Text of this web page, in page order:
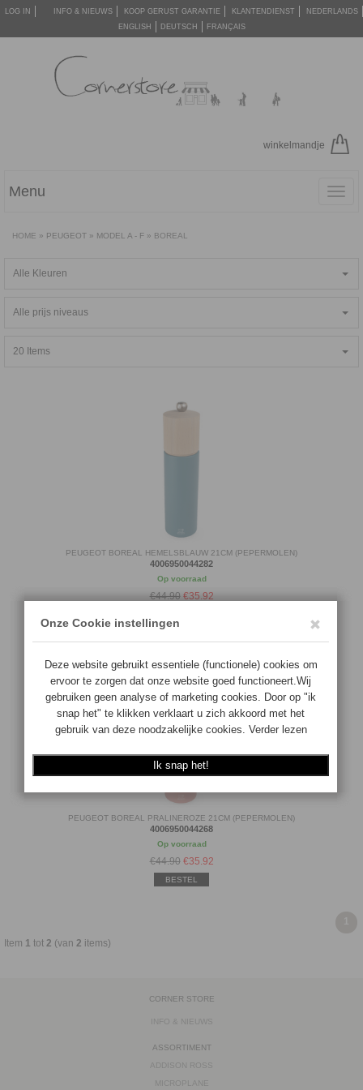
LOG IN INFO & NIEUWS KOOP GERUST GARANTIE KLANTENDIENST
NEDERLANDS
ENGLISH
DEUTSCH FRANÇAIS
winkelmandje
Menu
HOME » PEUGEOT » MODEL A - F » BOREAL
Alle Kleuren
Alle prijs niveaus
20 Items
PEUGEOT BOREAL HEMELSBLAUW 21CM (PEPERMOLEN)
4006950044282
Op voorraad
€44.90 €35.92
PEUGEOT BOREAL PRALINEROZE 21CM (PEPERMOLEN)
4006950044268
Op voorraad
€44.90 €35.92
BESTEL
Item 1 tot 2 (van 2 items)
CORNER STORE
INFO & NIEUWS
ASSORTIMENT
ADDISON ROSS
MICROPLANE